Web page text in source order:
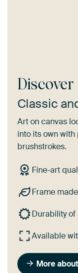
Classic
Art on canvas
into its own
brushstrokes.
Fine-art
Frame
Durability of
Available
More